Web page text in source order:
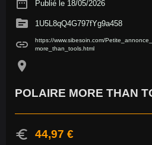
date_range Publié le 18/05/2026
source 1U5L8qQ4G797fYg9a458
link
https://www.sibesoin.com/
more_than_tools.html
location_on
POLAIRE MORE THAN
euro 44,97 €